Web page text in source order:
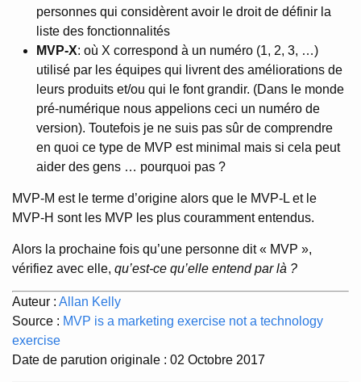
personnes qui considèrent avoir le droit de définir la
liste des fonctionnalités
MVP-X: où X correspond à un numéro (1, 2, 3, …)
utilisé par les équipes qui livrent des améliorations de
leurs produits et/ou qui le font grandir. (Dans le monde
pré-numérique nous appelions ceci un numéro de
version). Toutefois je ne suis pas sûr de comprendre
en quoi ce type de MVP est minimal mais si cela peut
aider des gens … pourquoi pas ?
MVP-M est le terme d’origine alors que le MVP-L et le
MVP-H sont les MVP les plus couramment entendus.
Alors la prochaine fois qu’une personne dit « MVP »,
vérifiez avec elle, qu’est-ce qu’elle entend par là ?
Auteur : Allan Kelly
Source : MVP is a marketing exercise not a technology
exercise
Date de parution originale : 02 Octobre 2017